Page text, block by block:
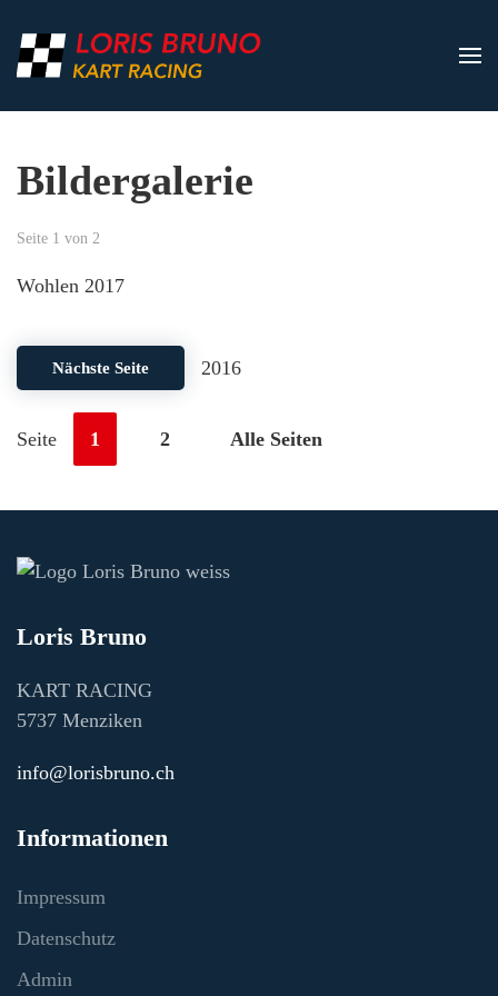
Zum Hauptinhalt springen
Bildergalerie
Seite 1 von 2
Wohlen 2017
Nächste Seite 2016
Seite 1 2 Alle Seiten
Loris Bruno
KART RACING
5737 Menziken
info@lorisbruno.ch
Informationen
Impressum
Datenschutz
Admin